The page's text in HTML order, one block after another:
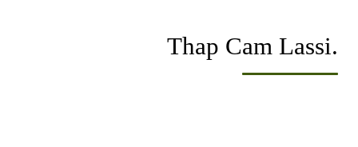
Thap Cam Lassi.